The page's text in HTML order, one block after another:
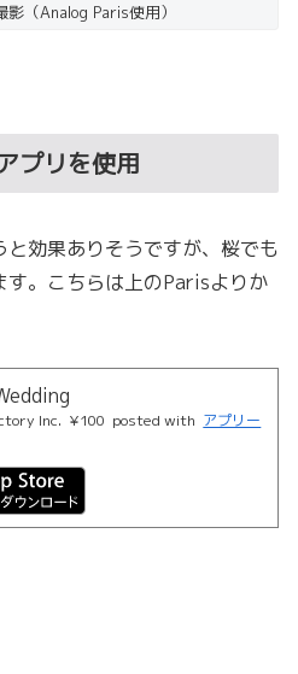
影（Analog Paris使用）
プリを使用
効果ありそうですが、桜でも
す。こちらは上のParisよりか
Inc. ¥100 posted with アプリー